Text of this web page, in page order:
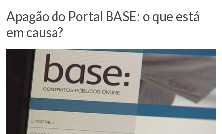
Apagão do Portal BASE: o que está
em causa?